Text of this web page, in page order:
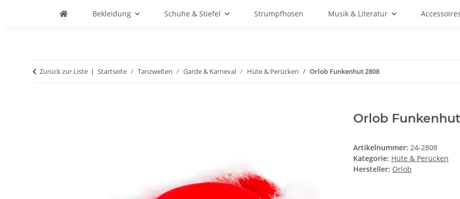
Bekleidung Schuhe & Stiefel Strumpfhosen Musik & Literatur
Zurück zur Liste Startseite Tanzwelten Garde & Karneval Hüte & Perücken Orlob Funkenhut 2808
Orlob
Artikelnummer: 24-2808
Kategorie: Hüte & Perücken
Hersteller: Orlob